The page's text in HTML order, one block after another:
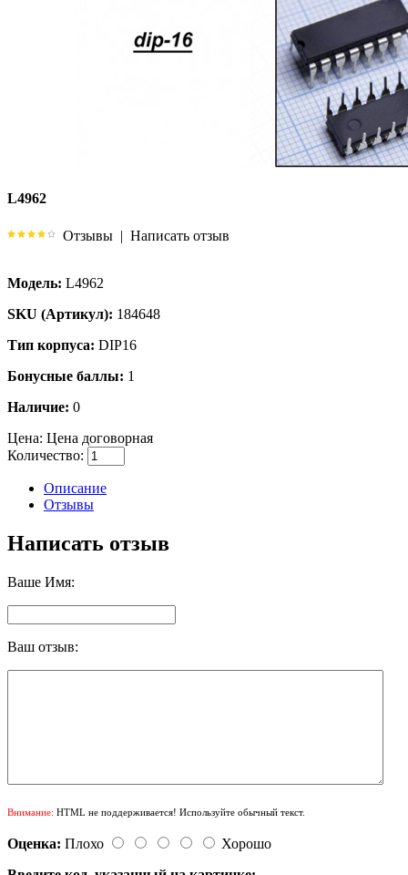
L4962
Отзывы | Написать отзыв
Модель: L4962
SKU (Артикул): 184648
Тип корпуса: DIP16
Бонусные баллы: 1
Наличие: 0
Цена: Цена договорная
Количество:
Описание
Отзывы
Написать отзыв
Ваше Имя:
Ваш отзыв:
Внимание: HTML не поддерживается! Используйте обычный текст.
Оценка: Плохо
Хорошо